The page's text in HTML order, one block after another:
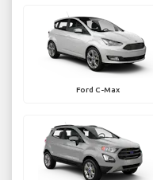
Ford C-Max